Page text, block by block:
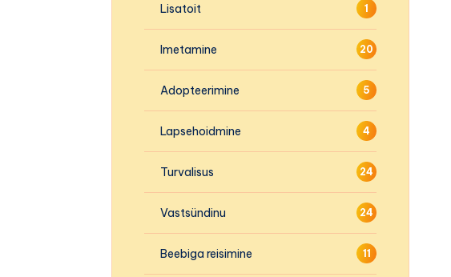
Lisatoit 1
Imetamine 20
Adopteerimine 5
Lapsehoidmine 4
Turvalisus 24
Vastsündinu 24
Beebiga reisimine 11